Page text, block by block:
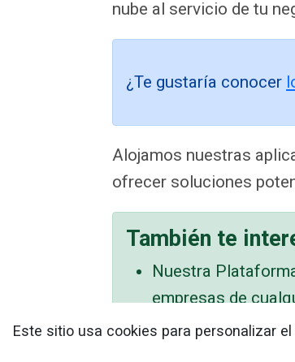
nube al servicio de tu
¿Te gustaría conocer
Alojamos nuestras
ofrecer soluciones
También te
Nuestra
empresas de
Con nuestro
Este sitio usa cookies para personalizar